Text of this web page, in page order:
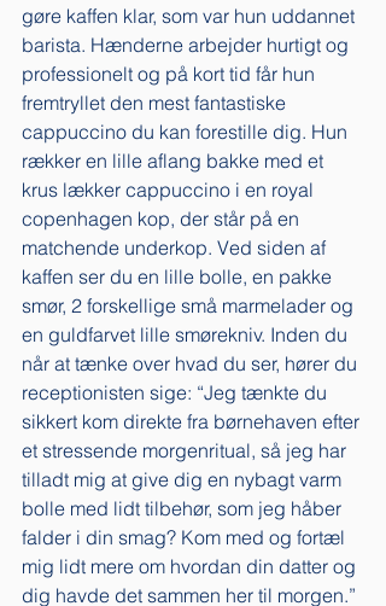
gøre kaffen klar, som var hun uddannet
barista. Hænderne arbejder hurtigt og
professionelt og på kort tid får hun
fremtryllet den mest fantastiske
cappuccino du kan forestille dig. Hun
rækker en lille aflang bakke med et
krus lækker cappuccino i en royal
copenhagen kop, der står på en
matchende underkop. Ved siden af
kaffen ser du en lille bolle, en pakke
smør, 2 forskellige små marmelader og
en guldfarvet lille smørekniv. Inden du
når at tænke over hvad du ser, hører du
receptionisten sige: “Jeg tænkte du
sikkert kom direkte fra børnehaven efter
et stressende morgenritual, så jeg har
tilladt mig at give dig en nybagt varm
bolle med lidt tilbehør, som jeg håber
falder i din smag? Kom med og fortæl
mig lidt mere om hvordan din datter og
dig havde det sammen her til morgen.”